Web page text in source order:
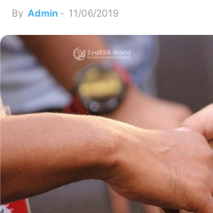
By Admin - 11/06/2019